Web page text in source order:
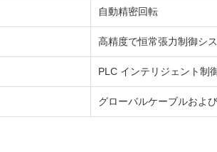
自動精密回転
高精度で恒常張力制御シ
PLC インテリジェント制
グローバルケーブルおよ